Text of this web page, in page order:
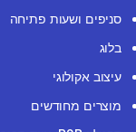
סניפים ושעות פתיחה
בלוג
עיצוב אקולוגי
מוצרים מחודשים